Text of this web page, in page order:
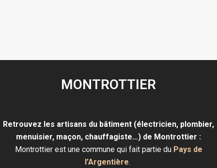
MONTROTTIER
Retrouvez les artisans du bâtiment (électricien, plombier,
menuisier, maçon, chauffagiste…) de Montrottier :
Montrottier est une commune qui fait partie du Pays de
l’Argentière.